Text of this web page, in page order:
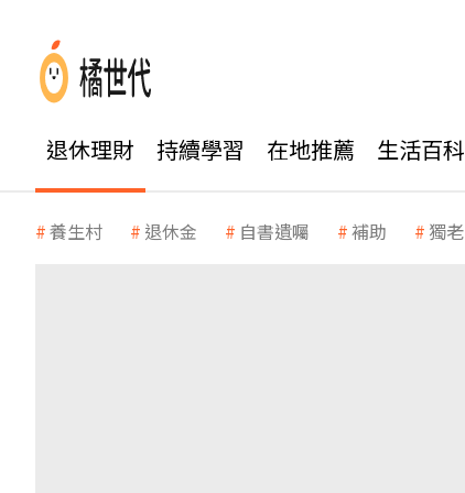
退休理財 持續學習 在地推薦 生活百科
養生村 退休金 自書遺囑 補助 獨老